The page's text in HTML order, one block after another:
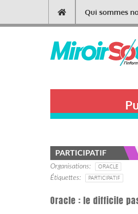
contenu
Main
navigation
Qui sommes
PARTICIPATIF
Organisations
ORACLE
Étiquettes
PARTICIPATIF
Oracle : le difficile